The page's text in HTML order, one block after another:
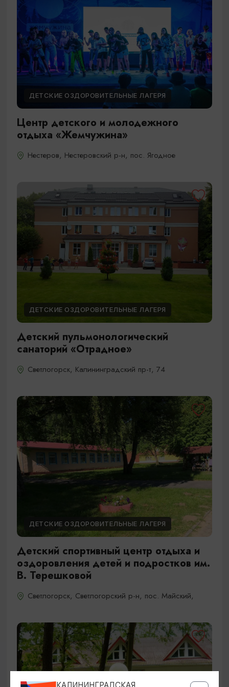
ДЕТСКИЕ ОЗДОРОВИТЕЛЬНЫЕ ЛАГЕРЯ
Центр детского и молодежного
отдыха «Жемчужина»
Нестеров, Нестеровский р-н, пос. Ягодное
ДЕТСКИЕ ОЗДОРОВИТЕЛЬНЫЕ ЛАГЕРЯ
Детский пульмонологический
санаторий «Отрадное»
Светлогорск, Калининградский пр-т, 74
ДЕТСКИЕ ОЗДОРОВИТЕЛЬНЫЕ ЛАГЕРЯ
Детский спортивный центр отдыха и
оздоровления детей и подростков им.
В. Терешковой
Светлогорск, Светлогорский р-н, пос. Майский,